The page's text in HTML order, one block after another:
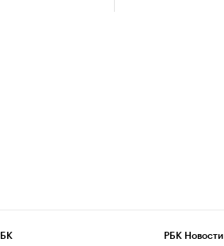
РБК Новости